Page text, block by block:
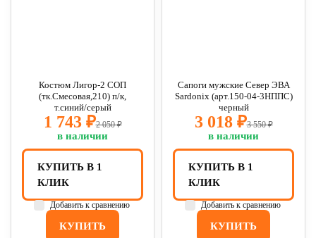
Костюм Лигор-2 СОП
(тк.Смесовая,210) п/к,
т.синий/серый
1 743 ₽2 050 ₽
в наличии
КУПИТЬ
КУПИТЬ В 1
КЛИК
Добавить к сравнению
Сапоги мужские Север ЭВА
Sardonix (арт.150-04-3НППС)
черный
3 018 ₽3 550 ₽
в наличии
КУПИТЬ
КУПИТЬ В 1
КЛИК
Добавить к сравнению